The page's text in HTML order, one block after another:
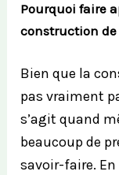
Pourquoi faire
construction de
Bien que la
pas vraiment
s’agit quand
beaucoup de
savoir-faire.